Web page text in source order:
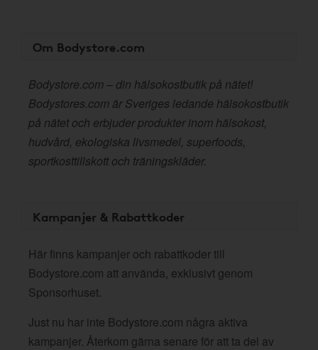
Om Bodystore.com
Bodystore.com – din hälsokostbutik på nätet!
Bodystores.com är Sveriges ledande hälsokostbutik
på nätet och erbjuder produkter inom hälsokost,
hudvård, ekologiska livsmedel, superfoods,
sportkosttillskott och träningskläder.
Kampanjer & Rabattkoder
Här finns kampanjer och rabattkoder till
Bodystore.com att använda, exklusivt genom
Sponsorhuset.
Just nu har inte Bodystore.com några aktiva
kampanjer. Återkom gärna senare för att ta del av